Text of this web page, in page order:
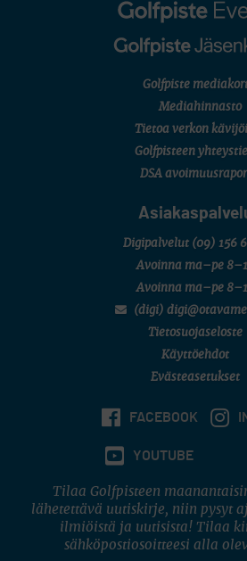
Golfpiste
Mediahinnasto
Tietoa verkon
Golfpisteen
DSA
Digipalvelut (09) 156
Avoinna ma–pe
Avoinna ma–pe
(digi)
Tietosuojaseloste
Käyttöehdot
Evästeasetukset
FACEBOOK
YOUTUBE
Tilaa Golfpisteen
lähetettävä uutiskirje, niin pysyt
ilmiöistä ja uutisista! Tilaa
sähköpostiosoitteesi alla